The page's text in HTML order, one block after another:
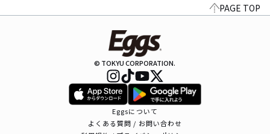
PAGE TOP
© TOKYU CORPORATION.
Eggsについて
よくある質問 / お問い合わせ